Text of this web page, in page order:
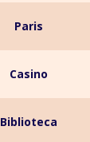
Paris
Casino
Biblioteca